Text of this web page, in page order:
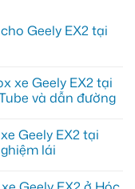
Geely EX2 tại
xe Geely EX2 tại
và dẫn đường
Geely EX2 tại
lái